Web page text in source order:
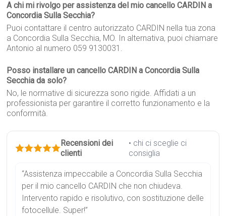
A chi mi rivolgo per assistenza del mio cancello CARDIN a
Concordia Sulla Secchia?
Puoi contattare il centro autorizzato CARDIN nella tua zona
a Concordia Sulla Secchia, MO. In alternativa, puoi chiamare
Antonio al numero 059 9130031.
Posso installare un cancello CARDIN a Concordia Sulla
Secchia da solo?
No, le normative di sicurezza sono rigide. Affidati a un
professionista per garantire il corretto funzionamento e la
conformità.
Recensioni dei
clienti
• chi ci sceglie ci
consiglia
“Assistenza impeccabile a Concordia Sulla Secchia
per il mio cancello CARDIN che non chiudeva.
Intervento rapido e risolutivo, con sostituzione delle
fotocellule. Super!”